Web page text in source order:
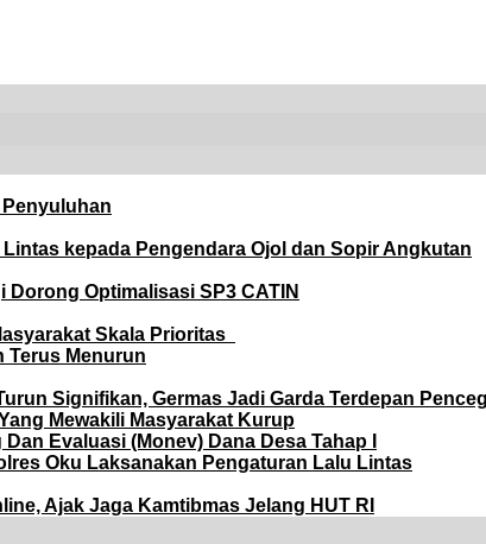
kepada Pengendara Ojol dan Sopir Angkutan
Optimalisasi SP3 CATIN
Skala Prioritas
Terus Menurun
Signifikan, Germas Jadi Garda Terdepan
Mewakili Masyarakat Kurup
Evaluasi (Monev) Dana Desa Tahap I
Oku Laksanakan Pengaturan Lalu Lintas
Ajak Jaga Kamtibmas Jelang HUT RI